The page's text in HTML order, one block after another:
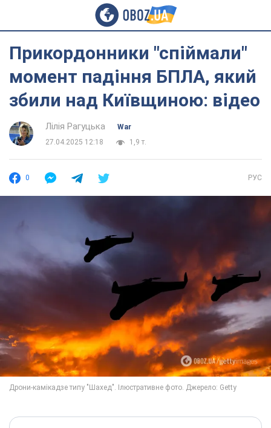
Прикордонники "спіймали"
момент падіння БПЛА, який
збили над Київщиною: відео
Лілія Рагуцька
War
27.04.2025 12:18
1,9 т.
0 РУС